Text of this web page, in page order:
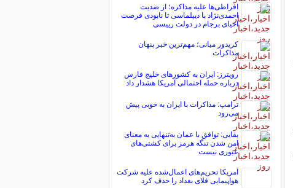
افراطی‌ها علیه مذاکره؛ از ضدیت
احمدی‌نژاد با دیپلماسی تا نابودی فرصت
احیای برجام در دولت رییسی
کریدور میانی؛ مهم‌ترین خبر پنهان
مذاکرات
رویترز: ایران به کشورهای خلیج فارس
درباره حمله احتمالی آمریکا هشدار داد
ترامپ: مذاکرات با ایران به خوبی پیش
می‌رود
بقایی: توافق با عمان به‌تنهایی به معنای
امن شدن تنگه هرمز برای کشتی‌های
عبوری نیست
آمریکا تحریم‌های اعمال‌شده علیه شرکت
هواپیمایی فلای بغداد را حذف کرد